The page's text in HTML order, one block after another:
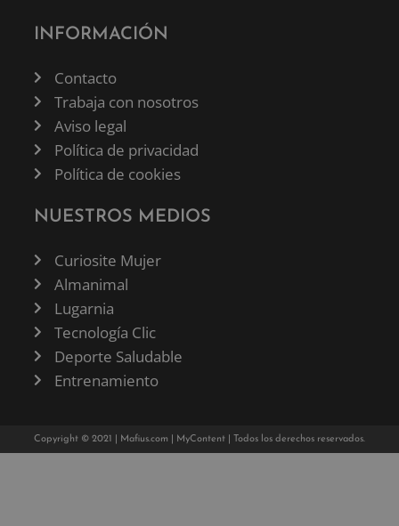
INFORMACIÓN
Contacto
Trabaja con nosotros
Aviso legal
Política de privacidad
Política de cookies
NUESTROS MEDIOS
Curiosite Mujer
Almanimal
Lugarnia
Tecnología Clic
Deporte Saludable
Entrenamiento
Copyright © 2021 | Mafius.com MyContent | Todos los derechos reservados.